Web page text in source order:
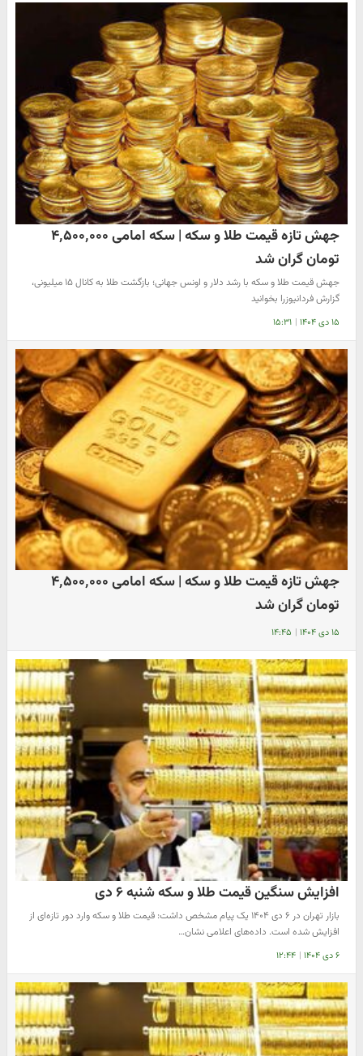
جهش تازه قیمت طلا و سکه | سکه امامی ۴٬۵۰۰٬۰۰۰
تومان گران شد
جهش قیمت طلا و سکه با رشد دلار و اونس جهانی؛ بازگشت طلا به کانال ۱۵ میلیونی،
گزارش فردانیوزرا بخوانید
۱۵ دی ۱۴۰۴ | ۱۵:۳۱
جهش تازه قیمت طلا و سکه | سکه امامی ۴٬۵۰۰٬۰۰۰
تومان گران شد
۱۵ دی ۱۴۰۴ | ۱۴:۴۵
افزایش سنگین قیمت طلا و سکه شنبه ۶ دی
بازار تهران در ۶ دی ۱۴۰۴ یک پیام مشخص داشت: قیمت طلا و سکه وارد دور تازه‌ای از
افزایش شده است. داده‌های اعلامی نشان…
۶ دی ۱۴۰۴ | ۱۲:۴۴